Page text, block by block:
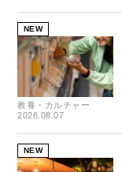
NEW
教養・カルチャー
2026.08.07
NEW